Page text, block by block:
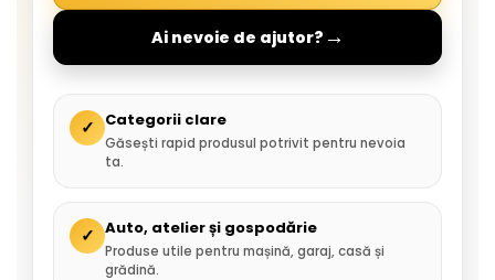
Ai nevoie de ajutor? →
✓ Categorii clare
Găsești rapid produsul potrivit pentru nevoia
ta.
✓ Auto, atelier și gospodărie
Produse utile pentru mașină, garaj, casă și
grădină.